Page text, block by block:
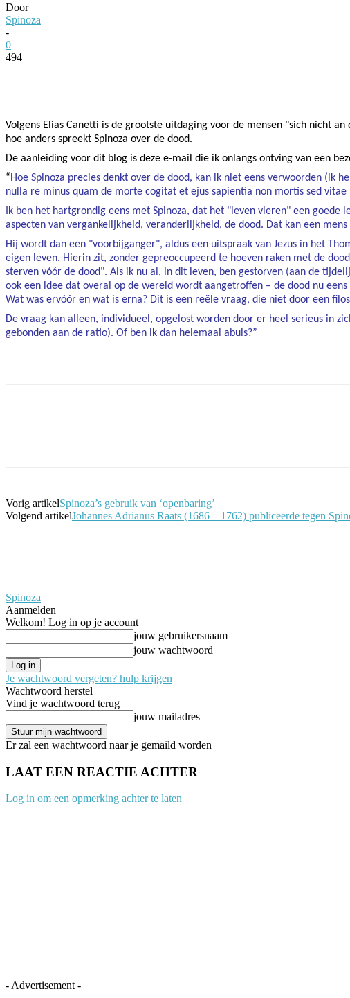
Door
Spinoza
-
0
494
Volgens Elias Canetti is de grootste uitdaging voor de mensen "sich nicht
hoe anders spreekt Spinoza over de dood.
De aanleiding voor dit blog is deze e-mail die ik onlangs ontving van een
“Hoe Spinoza precies denkt over de dood, kan ik niet eens verwoorden (ik
nulla re minus quam de morte cogitat et ejus sapientia non mortis sed
Ik ben het hartgrondig eens met Spinoza, dat het "leven vieren" een
aspecten van vergankelijkheid, veranderlijkheid, de dood. Dat kan een
Hij wordt dan een "voorbijganger", aldus een uitspraak van Jezus in het
eigen leven. Hierin zit, zonder gepreoccupeerd te hoeven raken met de
sterven vóór de dood". Als ik nu al, in dit leven, ben gestorven (aan de
ook een idee dat overal op de wereld wordt aangetroffen – de dood nu
Wat was ervóór en wat is erna? Dit is een reële vraag, die niet door een
De vraag kan alleen, individueel, opgelost worden door er heel serieus in
gebonden aan de ratio). Of ben ik dan helemaal abuis?”
Vorig artikelSpinoza’s gebruik van ‘openbaring’
Volgend artikelJohannes Adrianus Raats (1686 – 1762) publiceerde tegen
Spinoza
Aanmelden
Welkom! Log in op je account
jouw gebruikersnaam
jouw wachtwoord
Je wachtwoord vergeten? hulp krijgen
Wachtwoord herstel
Vind je wachtwoord terug
jouw mailadres
Er zal een wachtwoord naar je gemaild worden
LAAT EEN REACTIE ACHTER
Log in om een opmerking achter te laten
- Advertisement -